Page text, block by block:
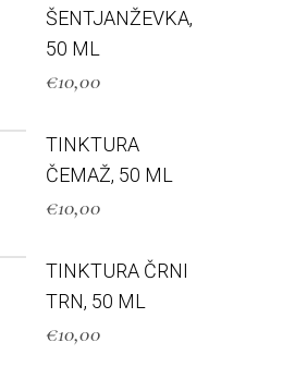
ŠENTJANŽEVKA,
50 ML
€10,00
TINKTURA
ČEMAŽ, 50 ML
€10,00
TINKTURA ČRNI
TRN, 50 ML
€10,00